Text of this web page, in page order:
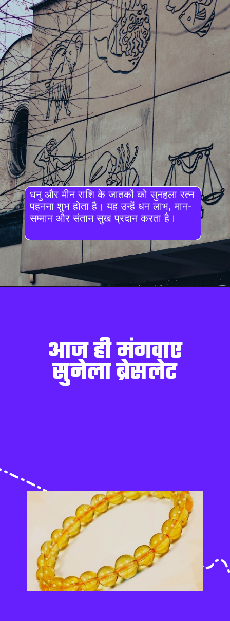
धनु और मीन राशि के जातकों को सुनहला रत्न
पहनना शुभ होता है। यह उन्हें धन लाभ, मान-
सम्मान और संतान सुख प्रदान करता है।
आज ही मंगवाए
सुनेला ब्रेसलेट